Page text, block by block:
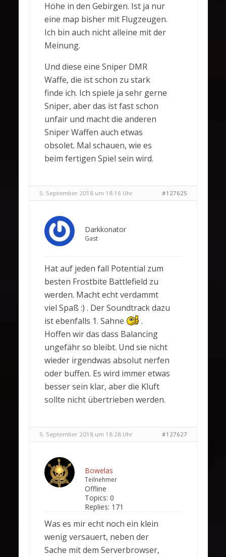
Höhe in den Gebirgen. Ist ja nur
eine map bisher mit Flugzeugen.
Ich bin auch nicht alleine mit der
Meinung.
Und diese eine Sniper DMR
Waffe, die ist schon zu stark
finde ich. Ich spiele ja sehr gerne
Sniper, aber das ist fast schon
unfair und macht die anderen
Sniper Waffen auch etwas
obsolet. Mal schauen, wie es
beim fertigen Spiel sein wird.
5. September 2018 um 18:16 Uhr #127625
Darkkonator
Gast
Hat auf jeden fall Potential zum
besten Frostbite Battlefield zu
werden. Macht echt verdammt
viel Spaß :) . Der Soundtrack dazu
ist ebenfalls 1. Sahne
.
Hoffen wir das dass Balancing
ungefähr so bleibt. Und sie nicht
wieder irgendwas absolut nerfen
oder buffen. Es wird immer etwas
besser sein klar, aber die Kluft
sollte nicht übertrieben werden.
5. September 2018 um 18:28 Uhr #127627
Bowelas
Teilnehmer
Offline
Topics: 0
Replies: 171
Was es mir echt noch ein klein
wenig versauert, neben der
Sache mit dem Serverbrowser,